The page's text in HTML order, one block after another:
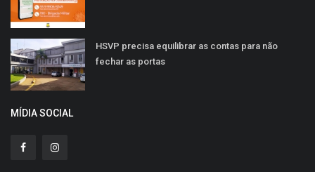
HSVP precisa equilibrar as contas para não
fechar as portas
MÍDIA SOCIAL